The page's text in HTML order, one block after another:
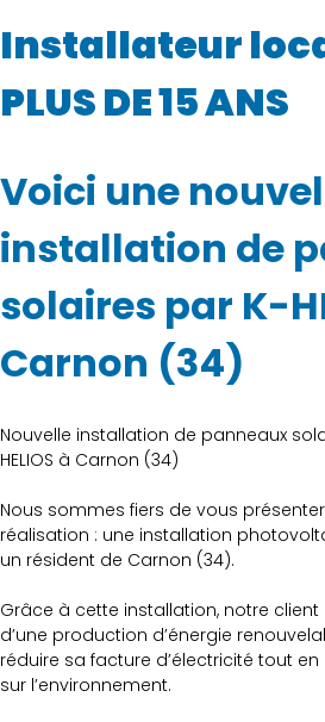
Installateur
PLUS DE 15 ANS
Voici une
installation de
solaires par K-
Carnon (34)
Nouvelle installation de panneaux
HELIOS à Carnon (34)
Nous sommes fiers de vous
réalisation : une installation
un résident de Carnon (34).
Grâce à cette installation, notre
d’une production d’énergie
réduire sa facture d’électricité tout
sur l’environnement.